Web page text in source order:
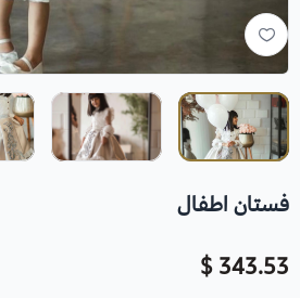
فستان اطفال
343.53 $